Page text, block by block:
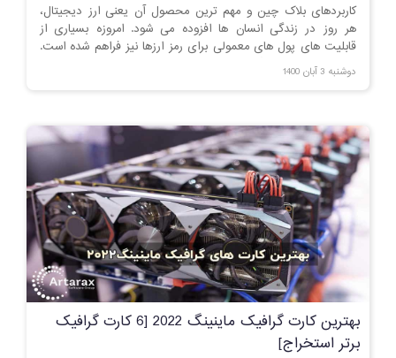
کاربردهای بلاک چین و مهم ترین محصول آن یعنی ارز دیجیتال،
هر روز در زندگی انسان ها افزوده می شود. امروزه بسیاری از
قابلیت های پول های معمولی برای رمز ارزها نیز فراهم شده است.
در این مقاله درباره آنچه که می توان با بیت کوین خریداری نموده
صحبت می کنیم.
دوشنبه 3 آبان 1400
بهترین کارت گرافیک ماینینگ 2022 [6 کارت گرافیک
برتر استخراج]